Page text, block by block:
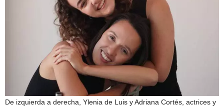
De izquierda a derecha, Ylenia de Luis y Adriana Cortés, actrices y